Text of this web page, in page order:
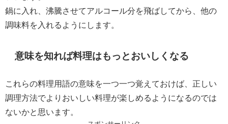
鍋に入れ、沸騰させてアルコール分を飛ばしてから、他の
調味料を入れるようにします。
意味を知れば料理はもっとおいしくなる
これらの料理用語の意味を一つ一つ覚えておけば、正しい
調理方法でよりおいしい料理が楽しめるようになるのでは
ないかと思います。